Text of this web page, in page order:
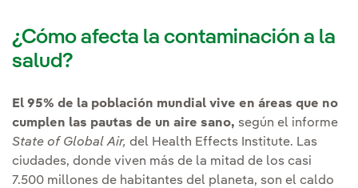
¿Cómo afecta la contaminación a la
salud?
El 95% de la población mundial vive en áreas que no
cumplen las pautas de un aire sano, según el informe
State of Global Air, del Health Effects Institute. Las
ciudades, donde viven más de la mitad de los casi
7.500 millones de habitantes del planeta, son el caldo